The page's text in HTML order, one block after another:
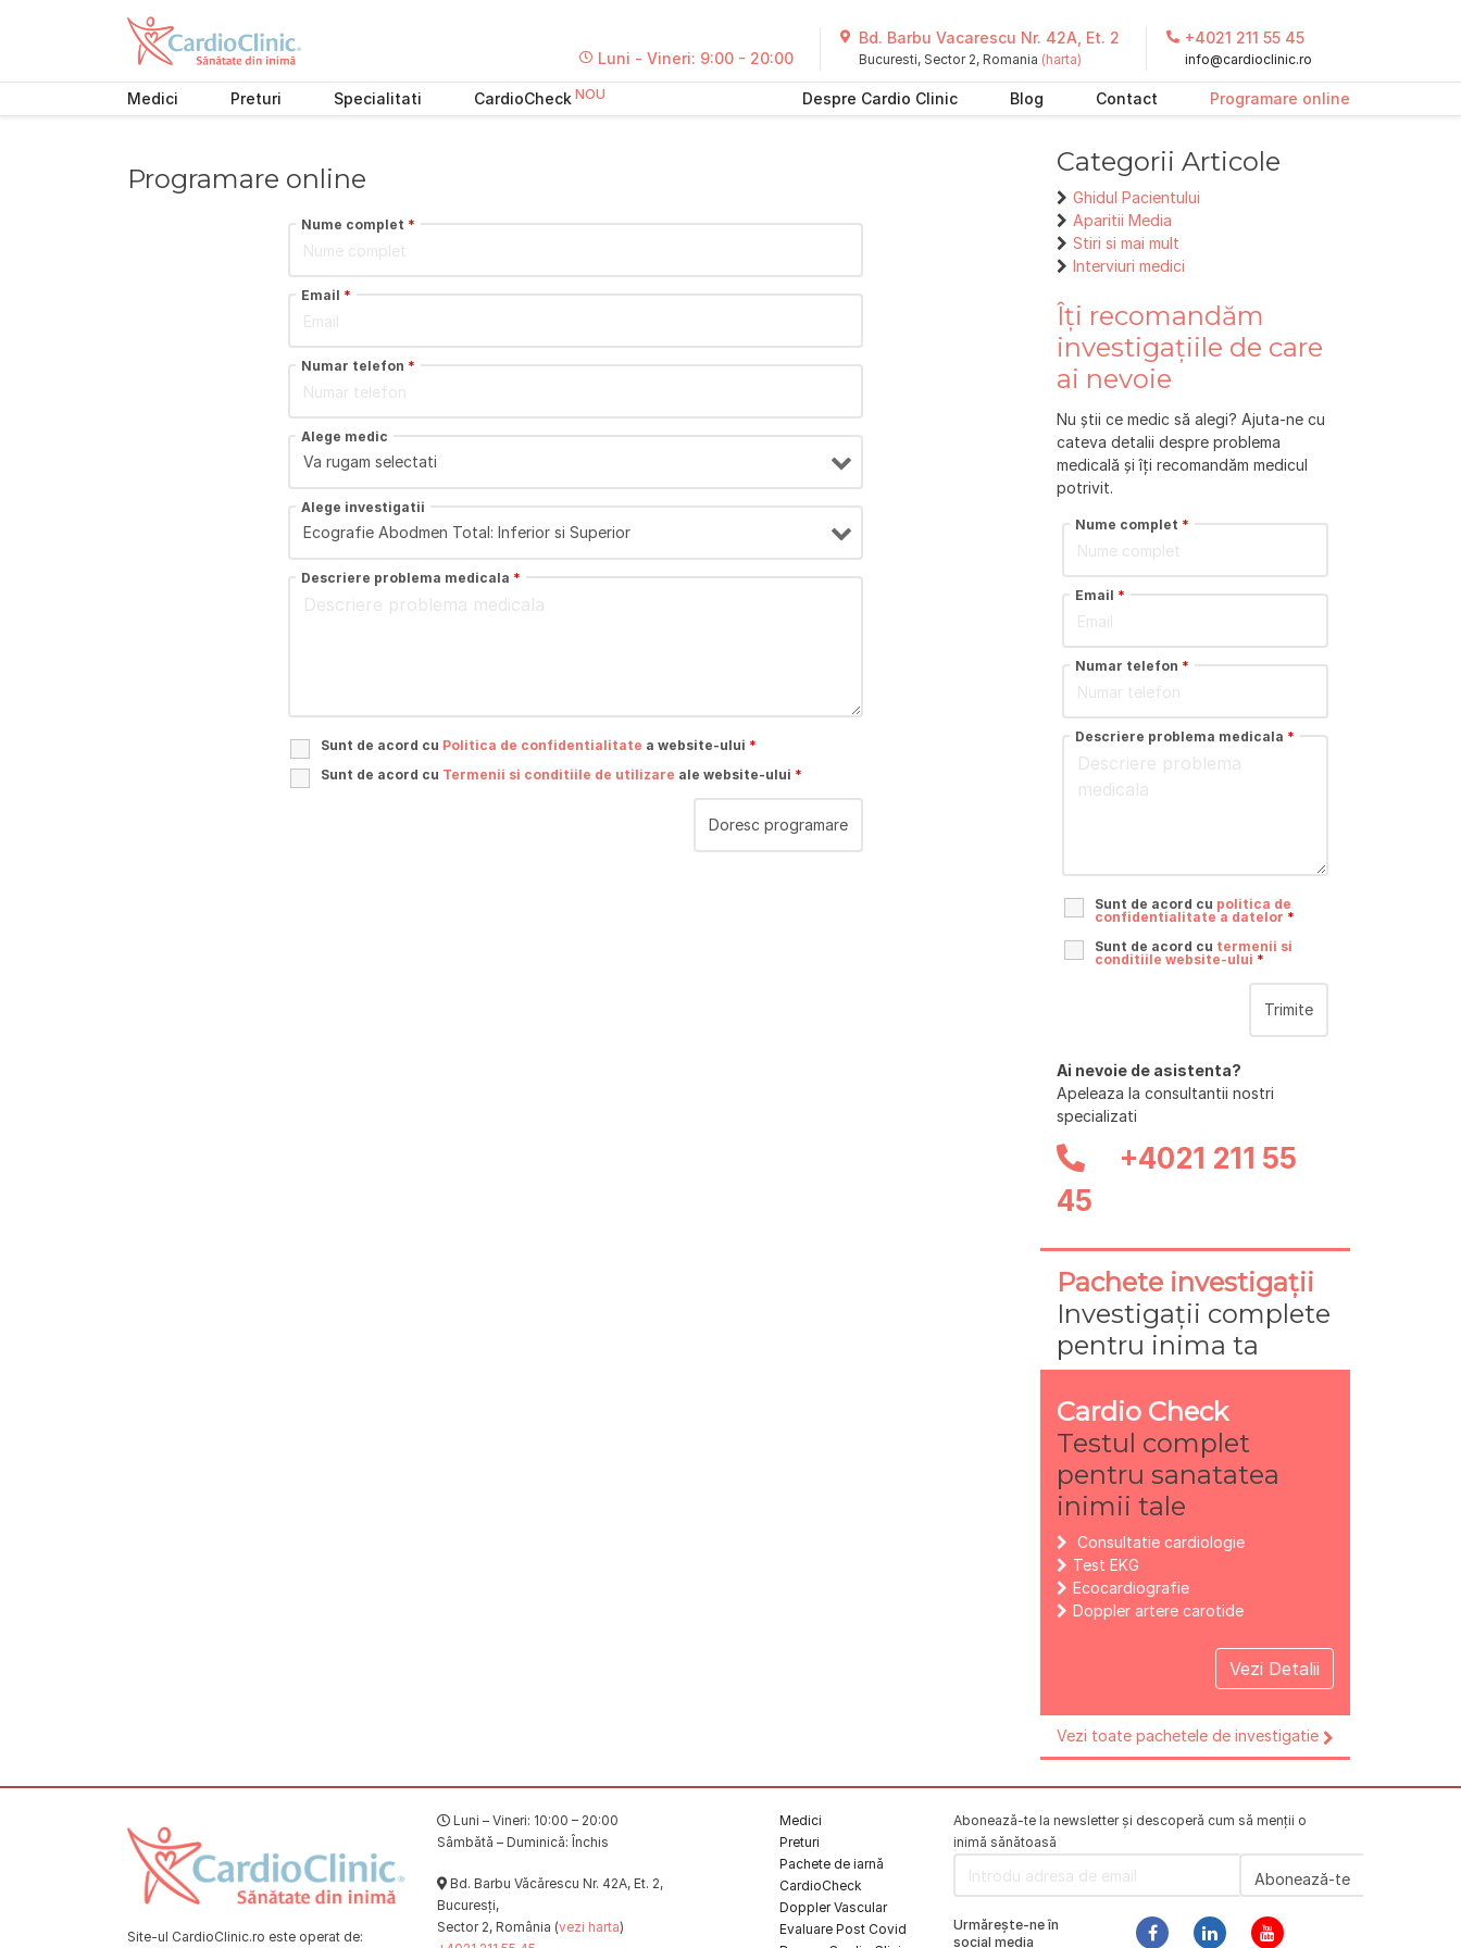
Luni - Vineri: 9:00 - 20:00
Bd. Barbu Vacarescu Nr. 42A, Et. 2
Bucuresti, Sector 2, Romania (harta)
+4021 211 55 45
info@cardioclinic.ro
Medici Preturi Specialitati CardioCheck Despre Cardio Clinic Blog Contact Programare online
Programare online
Nume complet *
Email *
Numar telefon *
Alege medic
Alege investigatii
Descriere problema medicala *
Sunt de acord cu Politica de confidentialitate a website-ului *
Sunt de acord cu Termenii si conditiile de utilizare ale website-ului *
Categorii Articole
Ghidul Pacientului
Aparitii Media
Stiri si mai mult
Interviuri medici
Îți recomandăm
investigațiile de care
ai nevoie
Nu știi ce medic să alegi? Ajuta-ne cu
cateva detalii despre problema
medicală și îți recomandăm medicul
potrivit.
Nume complet *
Email *
Numar telefon *
Descriere problema medicala *
Sunt de acord cu politica de
confidentialitate a datelor *
Sunt de acord cu termenii si
conditiile website-ului *
Ai nevoie de asistenta?
Apeleaza la consultantii nostri
specializati
+4021 211 55
45
Pachete investigații
Investigații complete
pentru inima ta
Cardio Check
Testul complet
pentru sanatatea
inimii tale
Consultatie cardiologie
Test EKG
Ecocardiografie
Doppler artere carotide
Vezi Detalii
Vezi toate pachetele de investigatie
Site-ul CardioClinic.ro este operat de:
Luni – Vineri: 10:00 – 20:00
Sâmbătă – Duminică: Închis
Bd. Barbu Văcărescu Nr. 42A, Et. 2,
Bucuresți,
Sector 2, România (vezi harta)
Medici
Preturi
Pachete de iarnă
CardioCheck
Doppler Vascular
Evaluare Post Covid
Abonează-te la newsletter și descoperă cum să menții o
inimă sănătoasă
Urmărește-ne în
social media